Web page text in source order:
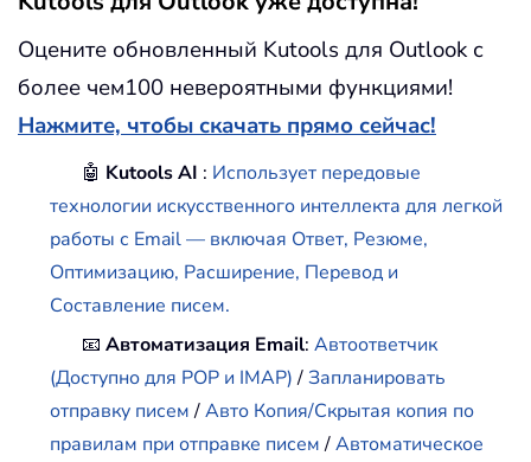
Оцените обновленный Kutools для Outlook с
более чем100 невероятными функциями!
Нажмите, чтобы скачать прямо сейчас!
🤖 Kutools AI : Использует передовые
технологии искусственного интеллекта для легкой
работы с Email — включая Ответ, Резюме,
Оптимизацию, Расширение, Перевод и
Составление писем.
📧Автоматизация Email:Автоответчик
(Доступно для POP и IMAP)/Запланировать
отправку писем/Авто Копия/Скрытая копия по
правилам при отправке писем/Автоматическое